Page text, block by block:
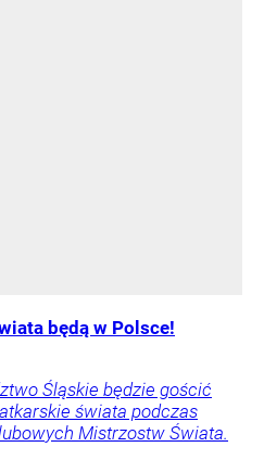
będą w Polsce!
Śląskie będzie gościć
świata podczas
Mistrzostw Świata.